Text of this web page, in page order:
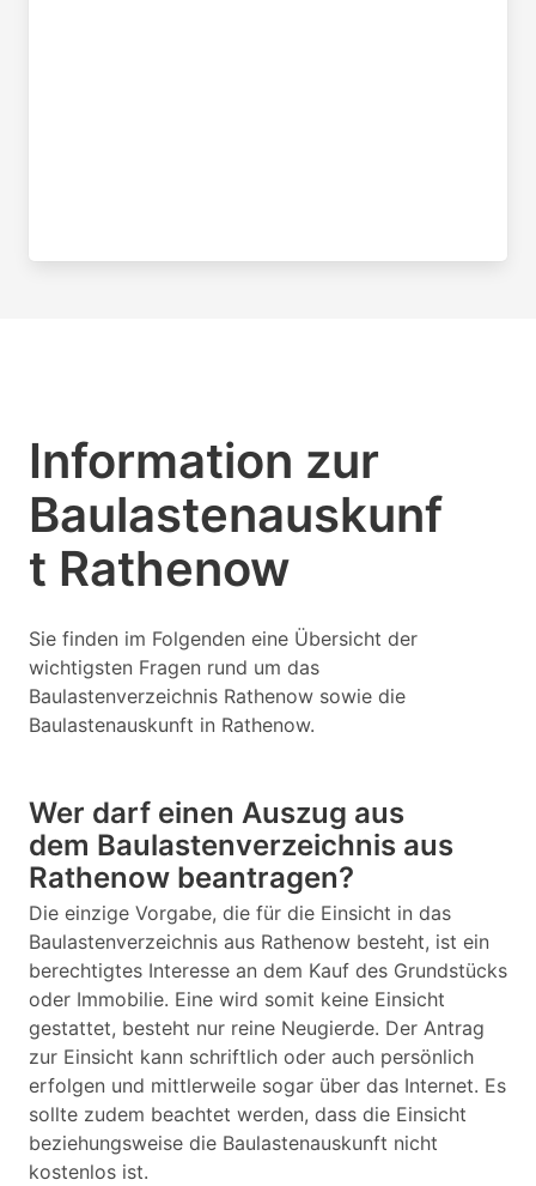
Information zur
Baulastenauskunf
t Rathenow
Sie finden im Folgenden eine Übersicht der
wichtigsten Fragen rund um das
Baulastenverzeichnis Rathenow sowie die
Baulastenauskunft in Rathenow.
Wer darf einen Auszug aus
dem Baulastenverzeichnis aus
Rathenow beantragen?
Die einzige Vorgabe, die für die Einsicht in das
Baulastenverzeichnis aus Rathenow besteht, ist ein
berechtigtes Interesse an dem Kauf des Grundstücks
oder Immobilie. Eine wird somit keine Einsicht
gestattet, besteht nur reine Neugierde. Der Antrag
zur Einsicht kann schriftlich oder auch persönlich
erfolgen und mittlerweile sogar über das Internet. Es
sollte zudem beachtet werden, dass die Einsicht
beziehungsweise die Baulastenauskunft nicht
kostenlos ist.